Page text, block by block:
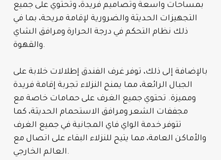
بمساحات واسعة وتصاميم فريدة، وتحتوي على جميع
التجهيزات الحديثة والضرورية لإقامة مريحة، بما في
ذلك نظام التحكم في درجة الحرارة ومرافق الشاي
والقهوة.
بالإضافة إلى ذلك، توفر غرف الفندق إطلالات خلابة على
الجبال الرائعة، مما يمنح النزلاء تجربة إقامة فريدة
ومميزة. تحتوي جميع الغرف على حمامات خاصة مع
مجففات الشعر ومرافق الاستحمام الحديثة، كما
تتوفر خدمة الواي فاي المجانية في جميع الغرف
والأماكن العامة، مما يتيح للنزلاء البقاء على اتصال مع
العالم الخارجي.